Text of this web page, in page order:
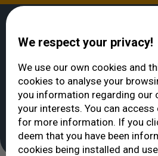
Maladies des yeux et de la vue
Rétinopathie
diabétique
We respect your privacy!
We use our own cookies and
cookies to analyse your
you information regarding our
your interests. You can access
for more information. If you
deem that you have been
cookies being installed and